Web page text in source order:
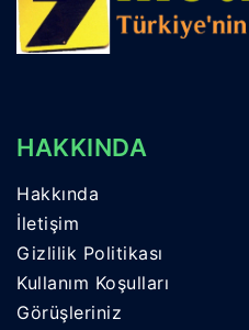
HAKKINDA
Hakkında
İletişim
Gizlilik Politikası
Kullanım Koşulları
Görüşleriniz